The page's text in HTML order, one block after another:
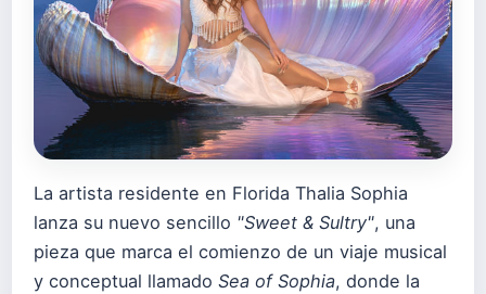
La artista residente en Florida Thalia Sophia
lanza su nuevo sencillo "Sweet & Sultry", una
pieza que marca el comienzo de un viaje musical
y conceptual llamado Sea of Sophia, donde la